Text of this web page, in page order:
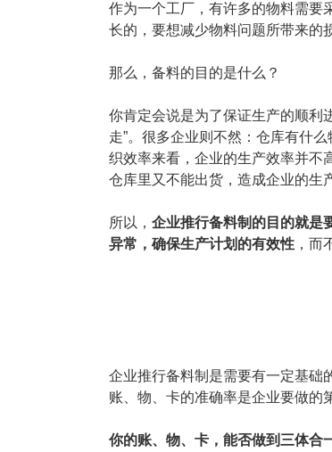
作为一个工厂，有许多的物料需要
长的，要想减少物料问题所带来的
那么，备料的目的是什么？
你肯定会说是为了保证生产的顺利
走”。很多企业则不然：仓库有什
织效率来看，企业的生产效率并不
仓库里又不能出货，造成企业的生
所以， 企业推行备料制的目的就是
异常，确保生产计划的有效性 ，而
企业推行备料制是需要有一定基础
账、物、卡的准确率是企业要做的
你的账、物、卡，能否做到三体合